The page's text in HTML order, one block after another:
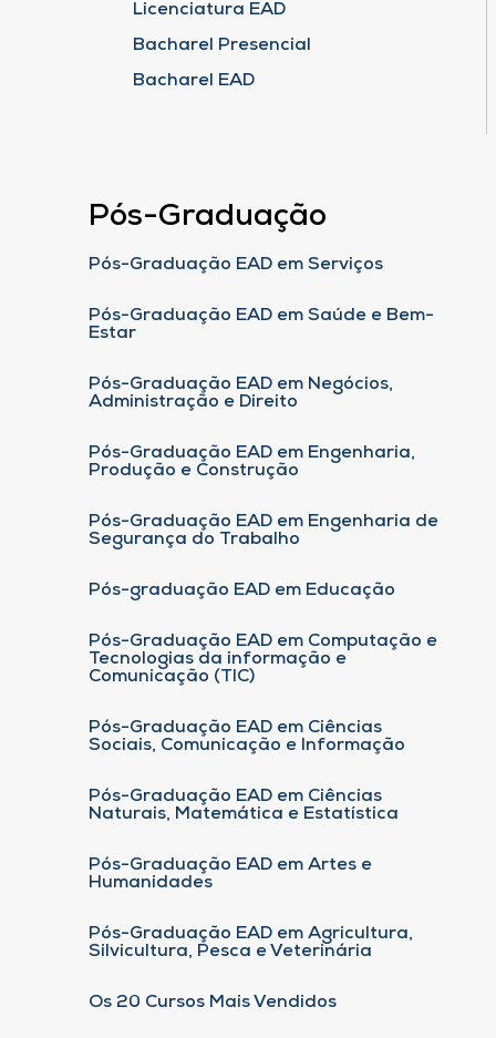
Licenciatura EAD
Bacharel Presencial
Bacharel EAD
Pós-Graduação
Pós-Graduação EAD em Serviços
Pós-Graduação EAD em Saúde e Bem-
Estar
Pós-Graduação EAD em Negócios,
Administração e Direito
Pós-Graduação EAD em Engenharia,
Produção e Construção
Pós-Graduação EAD em Engenharia de
Segurança do Trabalho
Pós-graduação EAD em Educação
Pós-Graduação EAD em Computação e
Tecnologias da informação e
Comunicação (TIC)
Pós-Graduação EAD em Ciências
Sociais, Comunicação e Informação
Pós-Graduação EAD em Ciências
Naturais, Matemática e Estatística
Pós-Graduação EAD em Artes e
Humanidades
Pós-Graduação EAD em Agricultura,
Silvicultura, Pesca e Veterinária
Os 20 Cursos Mais Vendidos